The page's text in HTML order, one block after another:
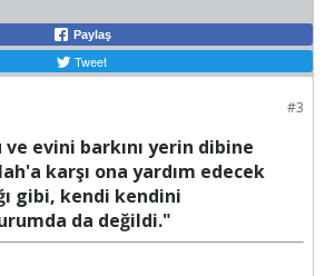
Paylaş
Tweet
#3
evini barkını yerin dibine
karşı ona yardım edecek
gibi, kendi kendini
da değildi."